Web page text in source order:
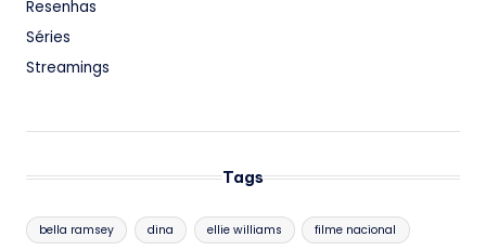
Resenhas
Séries
Streamings
Tags
bella ramsey dina ellie williams filme nacional